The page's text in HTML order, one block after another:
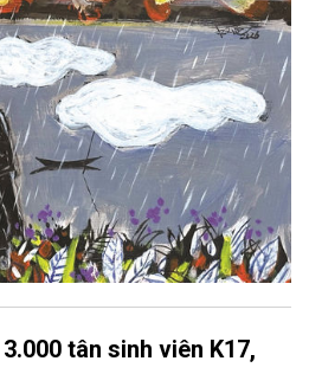
tân sinh viên K17,